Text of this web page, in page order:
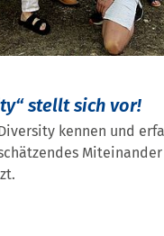
stellt sich vor!
kennen und
Miteinander